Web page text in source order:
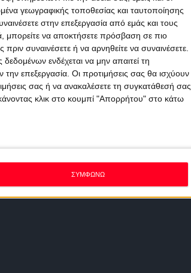
γεωγραφικής τοποθεσίας και ταυτοποίησης
στην επεξεργασία από εμάς και τους
μπορείτε να αποκτήσετε πρόσβαση σε πιο
συναινέσετε ή να αρνηθείτε να συναινέσετε.
ενδέχεται να μην απαιτεί τη
επεξεργασία. Οι προτιμήσεις σας θα ισχύουν
σας ή να ανακαλέσετε τη συγκατάθεσή σας
κλικ στο κουμπί "Απορρήτου" στο κάτω
ΣΥΜΦΩΝΩ